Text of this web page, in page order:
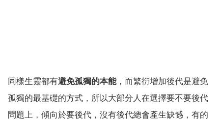
同樣生靈都有避免孤獨的本能，而繁衍增加後代是避免
孤獨的最基礎的方式，所以大部分人在選擇要不要後代
問題上，傾向於要後代，沒有後代總會產生缺憾，有的